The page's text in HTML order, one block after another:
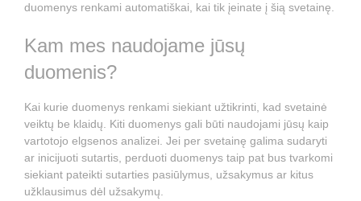
duomenys renkami automatiškai, kai tik įeinate į šią svetainę.
Kam mes naudojame jūsų
duomenis?
Kai kurie duomenys renkami siekiant užtikrinti, kad svetainė
veiktų be klaidų. Kiti duomenys gali būti naudojami jūsų kaip
vartotojo elgsenos analizei. Jei per svetainę galima sudaryti
ar inicijuoti sutartis, perduoti duomenys taip pat bus tvarkomi
siekiant pateikti sutarties pasiūlymus, užsakymus ar kitus
užklausimus dėl užsakymų.